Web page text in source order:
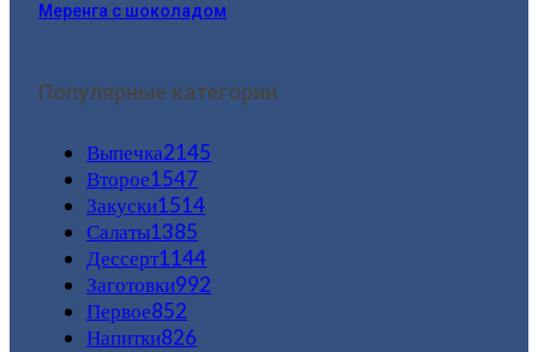
Меренга с шоколадом
Популярные категории
Выпечка2145
Второе1547
Закуски1514
Салаты1385
Дессерт1144
Заготовки992
Первое852
Напитки826